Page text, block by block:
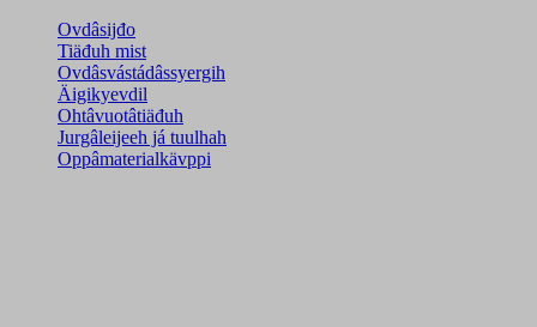
Ovdâsijđo
Tiäđuh mist
Ovdâsvástádâssyergih
Äigikyevdil
Ohtâvuotâtiäđuh
Jurgâleijeeh já tuulhah
Oppâmaterialkävppi